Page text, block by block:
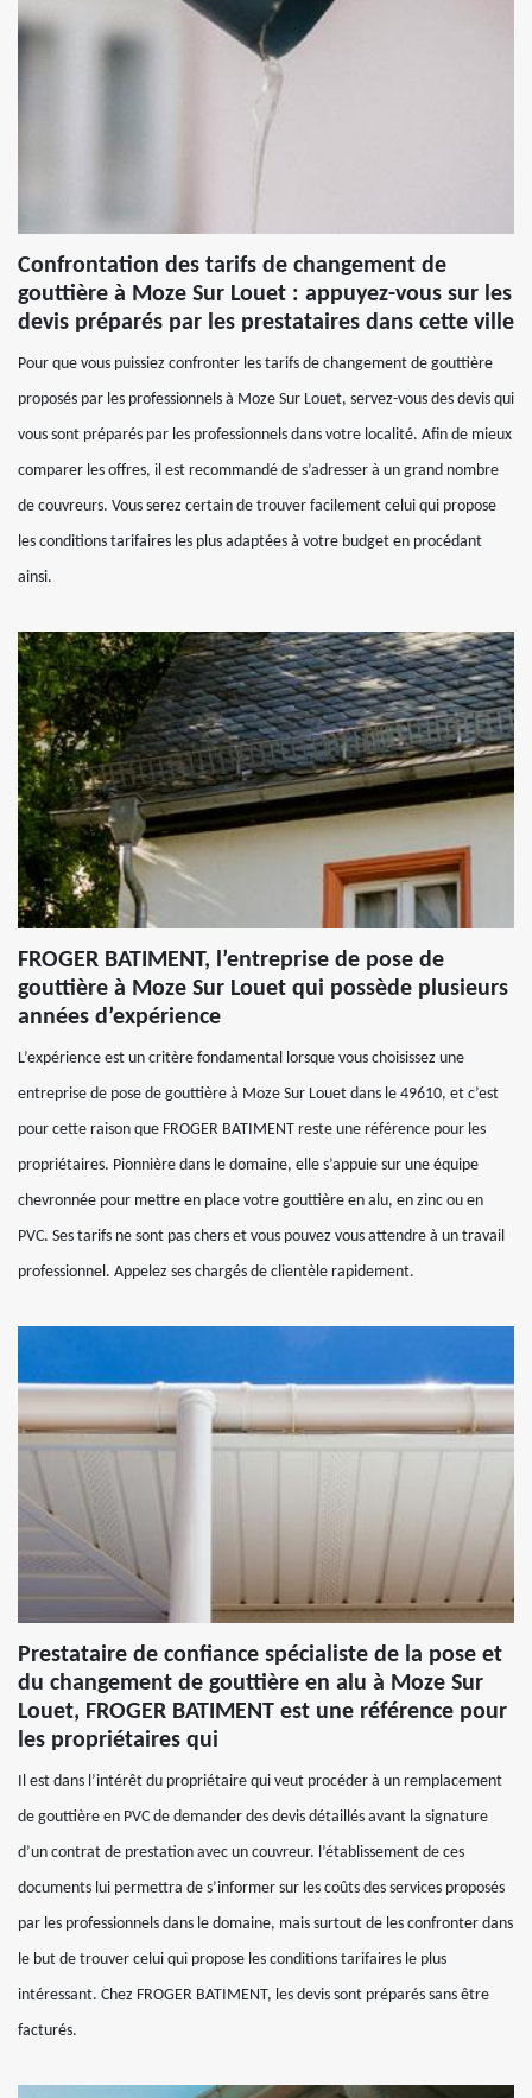
Confrontation des tarifs de changement de
gouttière à Moze Sur Louet : appuyez-vous sur les
devis préparés par les prestataires dans cette ville
Pour que vous puissiez confronter les tarifs de changement de gouttière
proposés par les professionnels à Moze Sur Louet, servez-vous des devis qui
vous sont préparés par les professionnels dans votre localité. Afin de mieux
comparer les offres, il est recommandé de s’adresser à un grand nombre
de couvreurs. Vous serez certain de trouver facilement celui qui propose
les conditions tarifaires les plus adaptées à votre budget en procédant
ainsi.
FROGER BATIMENT, l’entreprise de pose de
gouttière à Moze Sur Louet qui possède plusieurs
années d’expérience
L’expérience est un critère fondamental lorsque vous choisissez une
entreprise de pose de gouttière à Moze Sur Louet dans le 49610, et c’est
pour cette raison que FROGER BATIMENT reste une référence pour les
propriétaires. Pionnière dans le domaine, elle s’appuie sur une équipe
chevronnée pour mettre en place votre gouttière en alu, en zinc ou en
PVC. Ses tarifs ne sont pas chers et vous pouvez vous attendre à un travail
professionnel. Appelez ses chargés de clientèle rapidement.
Prestataire de confiance spécialiste de la pose et
du changement de gouttière en alu à Moze Sur
Louet, FROGER BATIMENT est une référence pour
les propriétaires qui
Il est dans l’intérêt du propriétaire qui veut procéder à un remplacement
de gouttière en PVC de demander des devis détaillés avant la signature
d’un contrat de prestation avec un couvreur. l’établissement de ces
documents lui permettra de s’informer sur les coûts des services proposés
par les professionnels dans le domaine, mais surtout de les confronter dans
le but de trouver celui qui propose les conditions tarifaires le plus
intéressant. Chez FROGER BATIMENT, les devis sont préparés sans être
facturés.